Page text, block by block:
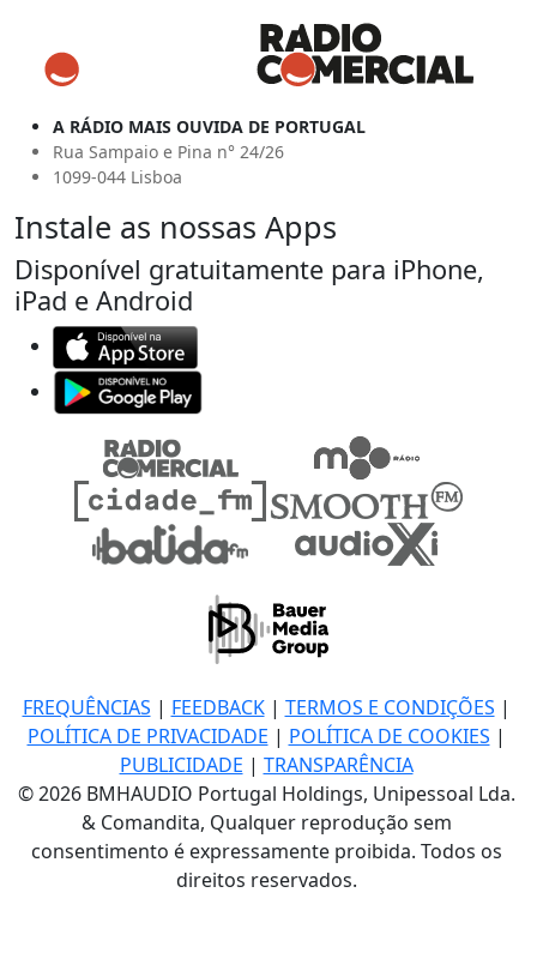
A RÁDIO MAIS OUVIDA DE PORTUGAL
Rua Sampaio e Pina n° 24/26
1099-044 Lisboa
Instale as nossas Apps
Disponível gratuitamente para iPhone,
iPad e Android
FREQUÊNCIAS | FEEDBACK| TERMOS E CONDIÇÕES |
POLÍTICA DE PRIVACIDADE | POLÍTICA DE COOKIES |
PUBLICIDADE | TRANSPARÊNCIA
© 2026 BMHAUDIO Portugal Holdings, Unipessoal Lda.
& Comandita, Qualquer reprodução sem
consentimento é expressamente proibida. Todos os
direitos reservados.